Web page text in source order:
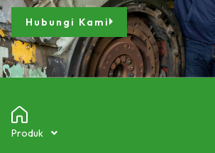
Produk
Hubungi Kami